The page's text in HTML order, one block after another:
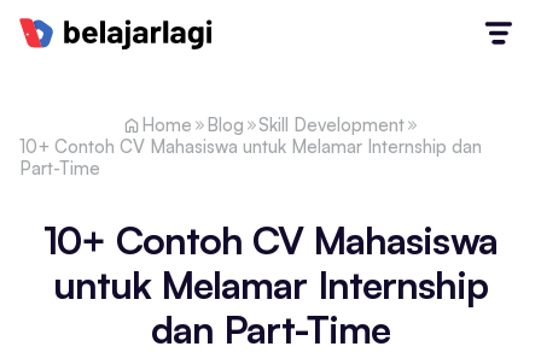
Home Blog
Skill Development
10+ Contoh CV Mahasiswa untuk Melamar Internship dan
Part-Time
10+ Contoh CV Mahasiswa
untuk Melamar Internship
dan Part-Time